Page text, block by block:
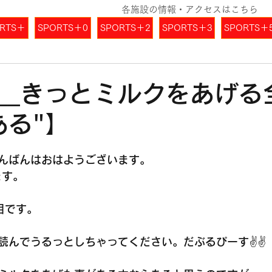
各施設の情報・アクセスはこちら
＋
SPORTS＋0 SPORTS＋2 SPORTS＋3 SPORTS＋
きっとミルクをあげる
"】
ばんはおはようございます。
。
す。
んでうるっとしちゃってください。だぶるぴーす✌️✌️